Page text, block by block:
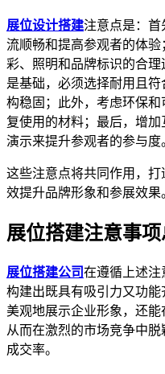
展位设计搭建注意点是：首
流顺畅和提高参观者的体
彩、照明和品牌标识的合
是基础，必须选择耐用且
构稳固；此外，考虑环保
复使用的材料；最后，增
演示来提升参观者的参与度
这些注意点将共同作用，
效提升品牌形象和参展效果
展位搭建注意事项
展位搭建公司在遵循上述注
构建出既具有吸引力又功
美观地展示企业形象，还能
从而在激烈的市场竞争中
成交率。